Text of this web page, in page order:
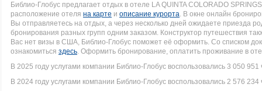
Библио-Глобус предлагает отдых в отеле LA QUINTA COLORADO
расположение отеля на карте и описание курорта. В окне онлайн
Вы отправляетесь на отдых, а через несколько дней ожидаете приезда
бронирования разных групп одним заказом. Конструктор путешествия
Вас нет визы в США, Библио-Глобус поможет её оформить. Со списком
ознакомиться здесь. Оформить бронирование, оплатить проживание в
В 2025 году услугами компании Библио-Глобус воспользовались 3 050 951
В 2024 году услугами компании Библио-Глобус воспользовались 2 576 234